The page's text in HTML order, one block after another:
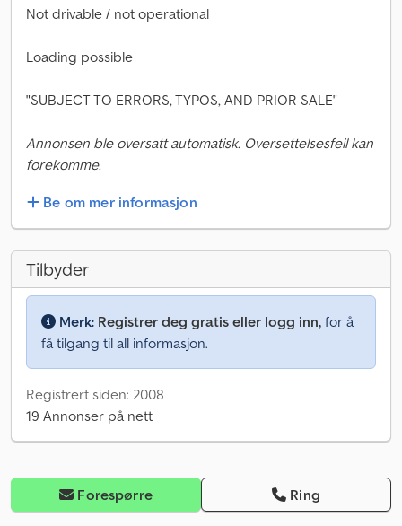
Not drivable / not operational
Loading possible
"SUBJECT TO ERRORS, TYPOS, AND PRIOR SALE"
Annonsen ble oversatt automatisk. Oversettelsesfeil kan
forekomme.
Be om mer informasjon
Tilbyder
Merk: Registrer deg gratis eller logg inn, for å
få tilgang til all informasjon.
Registrert siden: 2008
19 Annonser på nett
Forespørre Ring